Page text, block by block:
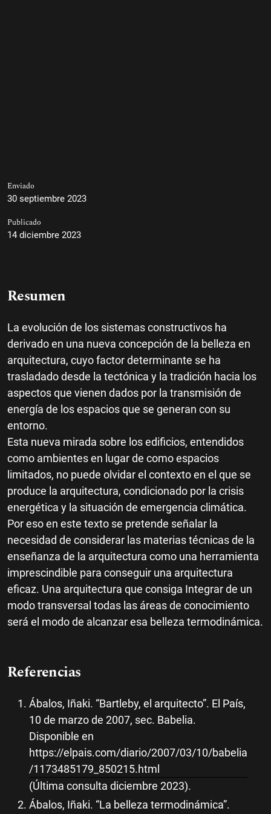
Enviado
30 septiembre 2023
Publicado
14 diciembre 2023
Resumen
La evolución de los sistemas constructivos ha
derivado en una nueva concepción de la belleza en
arquitectura, cuyo factor determinante se ha
trasladado desde la tectónica y la tradición hacia los
aspectos que vienen dados por la transmisión de
energía de los espacios que se generan con su
entorno.
Esta nueva mirada sobre los edificios, entendidos
como ambientes en lugar de como espacios
limitados, no puede olvidar el contexto en el que se
produce la arquitectura, condicionado por la crisis
energética y la situación de emergencia climática.
Por eso en este texto se pretende señalar la
necesidad de considerar las materias técnicas de la
enseñanza de la arquitectura como una herramienta
imprescindible para conseguir una arquitectura
eficaz. Una arquitectura que consiga Integrar de un
modo transversal todas las áreas de conocimiento
será el modo de alcanzar esa belleza termodinámica.
Referencias
Ábalos, Iñaki. “Bartleby, el arquitecto”. El País,
10 de marzo de 2007, sec. Babelia.
Disponible en
https://elpais.com/diario/2007/03/10/babelia
/1173485179_850215.html
(Última consulta diciembre 2023).
Ábalos, Iñaki. “La belleza termodinámica”.